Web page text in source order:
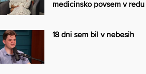
medicinsko povsem v redu
18 dni sem bil v nebesih